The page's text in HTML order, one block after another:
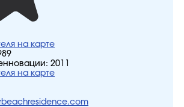
на карте
2011
на карте